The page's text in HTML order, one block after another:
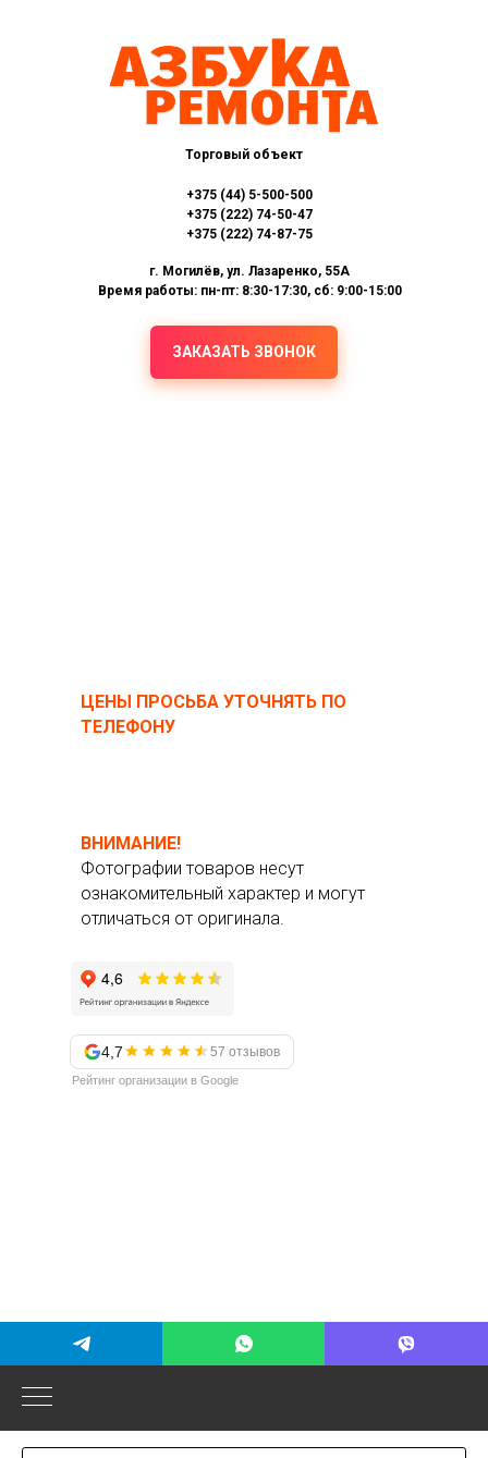
Торговый объект
+375 (44) 5-500-500
+375 (222) 74-50-47
+375 (222) 74-87-75
г. Могилёв, ул. Лазаренко, 55А
Время работы: пн-пт: 8:30-17:30, сб: 9:00-15:00
ЗАКАЗАТЬ ЗВОНОК
ЦЕНЫ ПРОСЬБА УТОЧНЯТЬ ПО
ТЕЛЕФОНУ
ВНИМАНИЕ!
Фотографии товаров несут
ознакомительный характер и могут
отличаться от оригинала.
4,7 57 отзывов
Рейтинг организации в Google